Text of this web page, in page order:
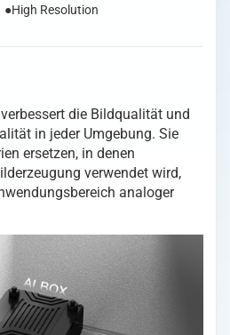
●High Resolution
die Bildqualität und
in jeder Umgebung. Sie
ersetzen, in denen
verwendet wird,
analoger